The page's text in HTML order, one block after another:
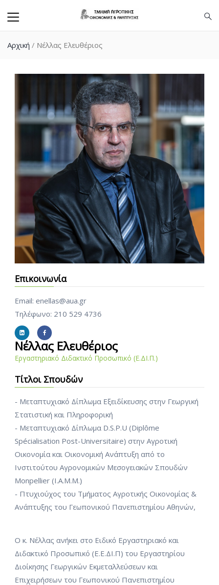
Αρχική / Νέλλας Ελευθέριος
Επικοινωνία
Email: enellas@aua.gr
Τηλέφωνο: 210 529 4736
Νέλλας Ελευθέριος
Εργαστηριακό Διδακτικό Προσωπικό (Ε.ΔΙ.Π.)
Τίτλοι Σπουδών
- Μεταπτυχιακό Δίπλωμα Εξειδίκευσης στην Γεωργική
Στατιστική και Πληροφορική
- Μεταπτυχιακό Δίπλωμα D.S.P.U (Diplôme
Spécialisation Post-Universitaire) στην Αγροτική
Οικονομία και Οικονομική Ανάπτυξη από το
Ινστιτούτου Αγρονομικών Μεσογειακών Σπουδών
Monpellier (I.A.M.M.)
- Πτυχιούχος του Τμήματος Αγροτικής Οικονομίας &
Ανάπτυξης του Γεωπονικού Πανεπιστημίου Αθηνών,
Ο κ. Νέλλας ανήκει στο Ειδικό Εργαστηριακό και
Διδακτικό Προσωπικό (Ε.Ε.ΔΙ.Π) του Εργαστηρίου
Διοίκησης Γεωργικών Εκμεταλλεύσεων και
Επιχειρήσεων του Γεωπονικού Πανεπιστημίου